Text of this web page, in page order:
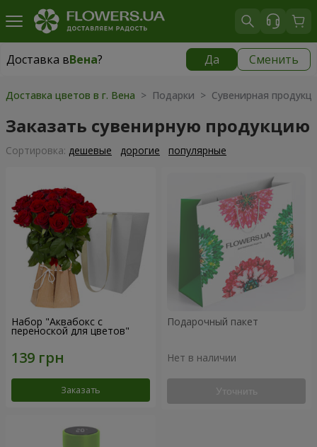
Доставка вВена? Да Сменить
Доставка вВена
Доставка цветов в г. Вена > Подарки > Сувенирная
Заказать сувенирную продукцию
Cортировка: дешевые дорогие популярные
Набор "Аквабокс с
переноской для цветов"
Заказать
Подарочный пакет
Нет в наличии
Уточнить